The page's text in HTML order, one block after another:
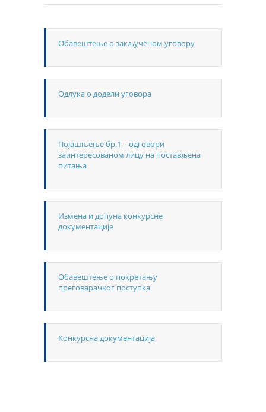
Обавештење о закљученом уговору
Одлука о додели уговора
Појашњење бр.1 – одговори
заинтересованом лицу на постављена
питања
Измена и допуна конкурсне
документације
Обавештење о покретању
преговарачког поступка
Конкурсна документација